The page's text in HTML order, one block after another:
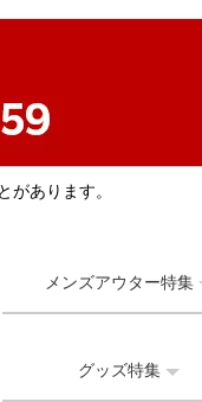
あります。
メンズアウター特集
グッズ特集